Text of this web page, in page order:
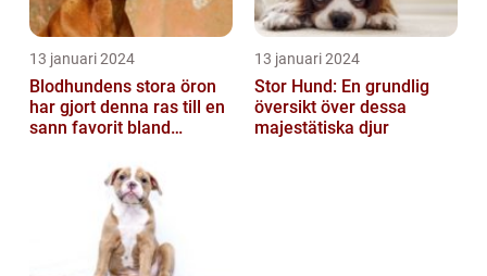
13 januari 2024
Blodhundens stora öron
har gjort denna ras till en
sann favorit bland
13 januari 2024
Stor Hund: En grundlig
översikt över dessa
majestätiska djur